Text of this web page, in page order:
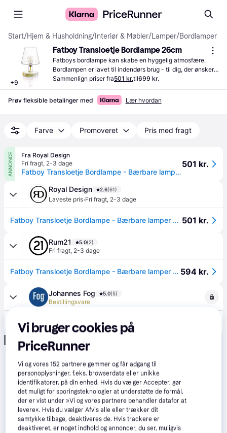
Start/Hjem & Husholdning/ Interiør & Møbler/Lamper/Bordlamper
+9
Fatboy Transloetje Bordlampe 26cm
Fatboys bordlampe kan skabe en hyggelig atmosfære.
Bordlampen er lavet til indendørs brug - til dig, der ønsker
ny belysning.
Sammenlign priser fra501 kr.til699 kr.
Prøv fleksible betalinger med Lær hvordan
Farve Promoveret Pris med fragt
ANNONCE
Fra Royal Design
Fri fragt, 2-3 dage
Fatboy Transloetje Bordlampe - Bærbare lamper Polykarbonat Transparent - 100573.
501 kr.
Royal Design 2.6(61)
Laveste pris·Fri fragt, 2-3 dage
Fatboy Transloetje Bordlampe - Bærbare lamper Polykarbonat Transparent - 100573. 501 kr.
Rum21 5.0(2)
Fri fragt, 2-3 dage
Fatboy Transloetje Bordlampe - Bærbare lamper Polykarbonat Transparent - 100573. 594 kr.
Johannes Fog 5.0(5)
Bestillingsvare
Fatboy transloetje gul led lampe
Annonce
Vi bruger cookies på
PriceRunner
Vi og vores152 partnere gemmer og får adgang til
personoplysninger, f.eks. browserdata eller unikke
identifikatorer, på din enhed. Hvis du vælger Accepter, gør
det muligt for sporingsteknologier at understøtte de formål,
der er vist under »Vi og vores partnere behandler datafor at
levere«. Hvis du vælger Afvis alle eller trækker dit
samtykke tilbage, deaktiveres de. Hvis trackere er
deaktiveret, er noget indhold og annoncer, du ser, muligvis